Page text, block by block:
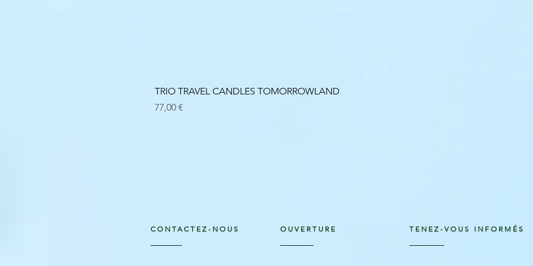
TRIO TRAVEL CANDLES TOMORROWLAND
Prix
77,00 €
CONTACTEZ-NOUS OUVERTURE TENEZ-VOUS INFORMÉS